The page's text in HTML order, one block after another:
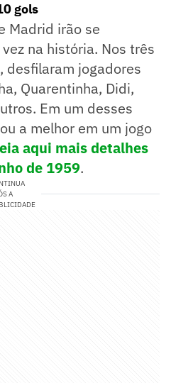
gols
Madrid irão se
na história. Nos três
desfilaram jogadores
Quarentinha, Didi,
Em um desses
a melhor em um jogo
aqui mais detalhes
de 1959.
A